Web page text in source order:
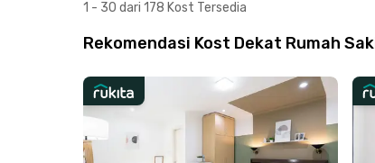
1 - 30 dari 178 Kost Tersedia
Rekomendasi Kost Dekat Rumah